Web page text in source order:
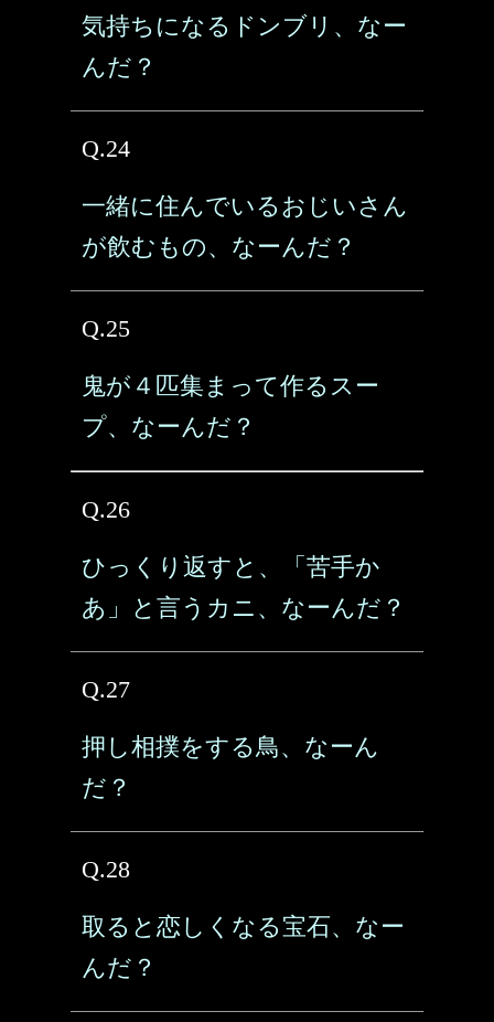
気持ちになるドンブリ、なー
んだ？
Q.24
一緒に住んでいるおじいさん
が飲むもの、なーんだ？
Q.25
鬼が４匹集まって作るスー
プ、なーんだ？
Q.26
ひっくり返すと、「苦手か
あ」と言うカニ、なーんだ？
Q.27
押し相撲をする鳥、なーん
だ？
Q.28
取ると恋しくなる宝石、なー
んだ？